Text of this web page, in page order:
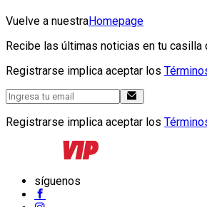
Vuelve a nuestraHomepage
Recibe las últimas noticias en tu casilla
Registrarse implica aceptar los
Registrarse implica aceptar los
síguenos